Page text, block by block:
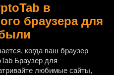
в
браузера для
когда ваш браузер
Браузер для
любимые сайты,